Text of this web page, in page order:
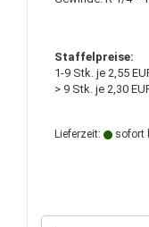
Staffelpreise:
1-9 Stk. je 2,55
> 9 Stk. je 2,30
Lieferzeit: sofort